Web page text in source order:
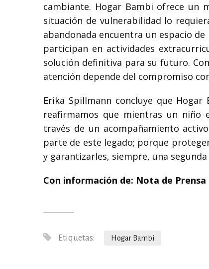
cambiante. Hogar Bambi ofrece un
situación de vulnerabilidad lo
abandonada encuentra un espacio
participan en actividades
solución definitiva para su futuro.
atención depende del compromiso
Erika Spillmann concluye que
reafirmamos que mientras un niño
través de un acompañamiento
parte de este legado; porque
y garantizarles, siempre, una
Con información de: Nota de Prensa
Etiquetas: Hogar Bambi